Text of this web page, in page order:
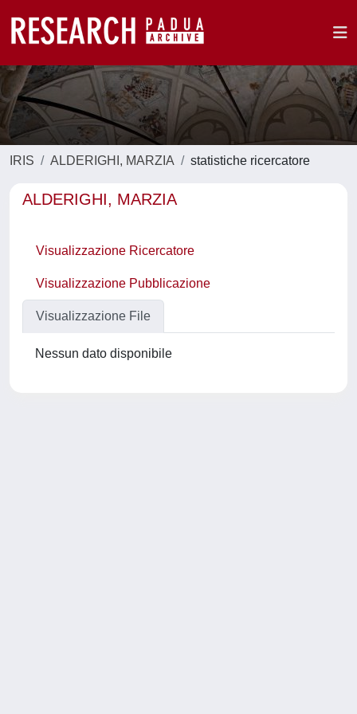
IRIS ALDERIGHI, MARZIA statistiche ricercatore
ALDERIGHI, MARZIA
Visualizzazione Ricercatore
Visualizzazione Pubblicazione
Visualizzazione File
Nessun dato disponibile